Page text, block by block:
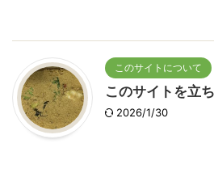
このサイトについて
このサイトを立
2026/1/30